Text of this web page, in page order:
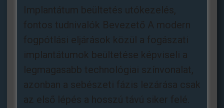
Implantátum beültetés utókezelés,
fontos tudnivalók Bevezető A modern
fogpótlási eljárások közül a fogászati
implantátumok beültetése képviseli a
legmagasabb technológiai színvonalat,
azonban a sebészeti fázis lezárása csak
az első lépés a hosszú távú siker felé.